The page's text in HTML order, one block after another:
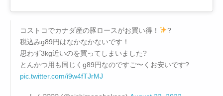
コストコでカナダ産の豚ロースがお買い得！
?
税込みg89円はなかなかないです！
思わず3kg近いのを買ってしまいました?
とんかつ用も同じくg89円なのですご〜くお安いです?
pic.twitter.com/i9w4fTJrMJ